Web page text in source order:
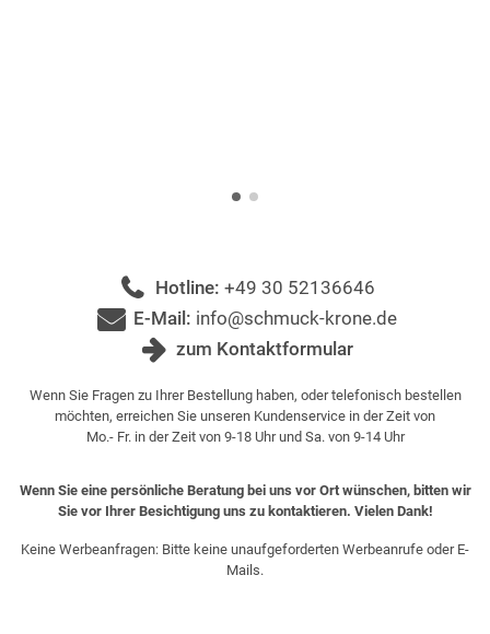
Hotline: +49 30 52136646
E-Mail: info@schmuck-krone.de
zum Kontaktformular
Wenn Sie Fragen zu Ihrer Bestellung haben, oder telefonisch bestellen
möchten, erreichen Sie unseren Kundenservice in der Zeit von
Mo.- Fr. in der Zeit von 9-18 Uhr und Sa. von 9-14 Uhr
Wenn Sie eine persönliche Beratung bei uns vor Ort wünschen, bitten wir
Sie vor Ihrer Besichtigung uns zu kontaktieren. Vielen Dank!
Keine Werbeanfragen: Bitte keine unaufgeforderten Werbeanrufe oder E-
Mails.